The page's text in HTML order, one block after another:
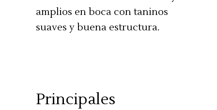
amplios en boca con taninos
suaves y buena estructura.
Principales